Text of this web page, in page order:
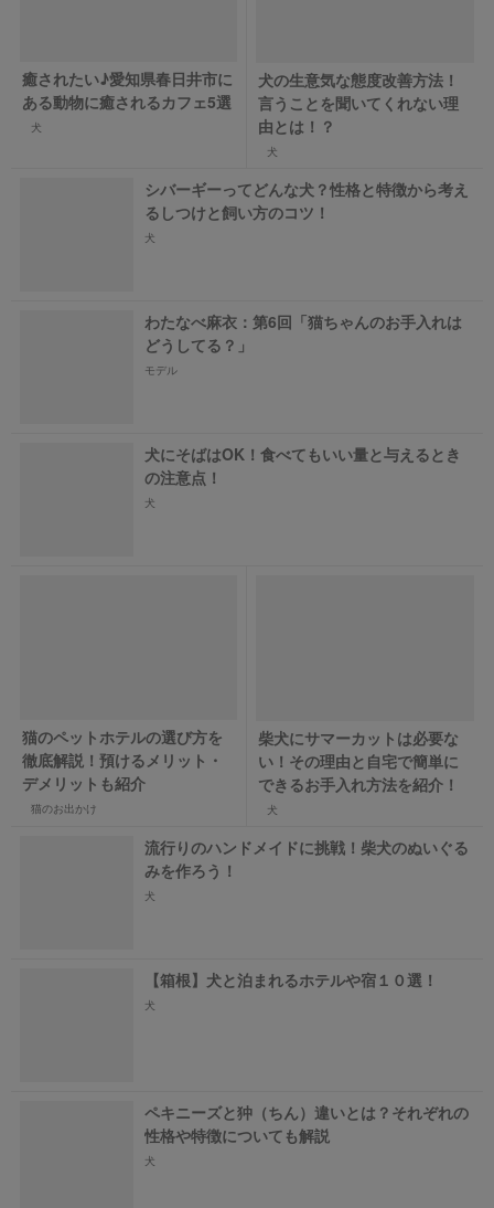
癒されたい♪愛知県春日井市に
ある動物に癒されるカフェ5選
犬
犬の生意気な態度改善方法！
言うことを聞いてくれない理
由とは！？
犬
シバーギーってどんな犬？性格と特徴から考え
るしつけと飼い方のコツ！
犬
わたなべ麻衣：第6回「猫ちゃんのお手入れは
どうしてる？」
モデル
犬にそばはOK！食べてもいい量と与えるとき
の注意点！
犬
猫のペットホテルの選び方を
徹底解説！預けるメリット・
デメリットも紹介
猫のお出かけ
柴犬にサマーカットは必要な
い！その理由と自宅で簡単に
できるお手入れ方法を紹介！
犬
流行りのハンドメイドに挑戦！柴犬のぬいぐる
みを作ろう！
犬
【箱根】犬と泊まれるホテルや宿１０選！
犬
ペキニーズと狆（ちん）違いとは？それぞれの
性格や特徴についても解説
犬